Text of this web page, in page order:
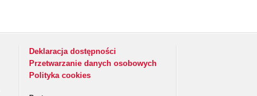
Deklaracja dostępności
Przetwarzanie danych osobowych
Polityka cookies